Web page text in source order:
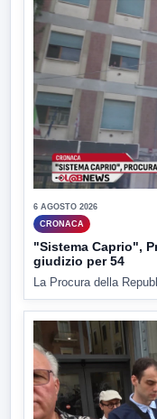
6 AGOSTO 2026
CRONACA
"Sistema Caprio",
giudizio per 54
La Procura della